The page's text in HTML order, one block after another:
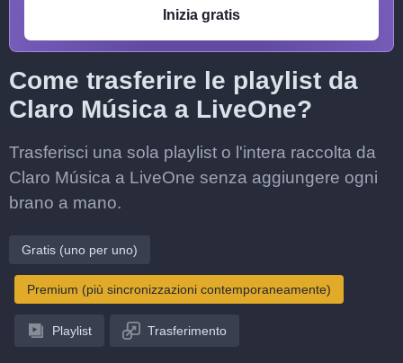
Inizia gratis
Come trasferire le playlist da
Claro Música a LiveOne?
Trasferisci una sola playlist o l'intera raccolta da
Claro Música a LiveOne senza aggiungere ogni
brano a mano.
Gratis (uno per uno)
Premium (più sincronizzazioni contemporaneamente)
Playlist Trasferimento